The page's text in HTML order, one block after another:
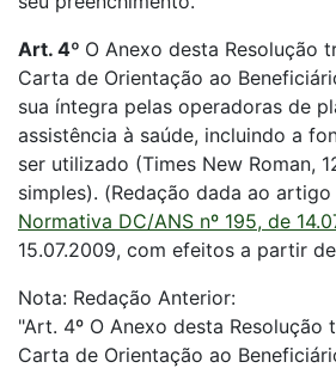
Art. 4º O Anexo desta Resolução
Carta de Orientação ao
sua íntegra pelas operadoras de
assistência à saúde, incluindo a
ser utilizado (Times New Roman,
simples). (Redação dada ao artigo
Normativa DC/ANS nº 195, de
15.07.2009, com efeitos a partir
Nota: Redação Anterior:
"Art. 4º O Anexo desta Resolução
Carta de Orientação ao